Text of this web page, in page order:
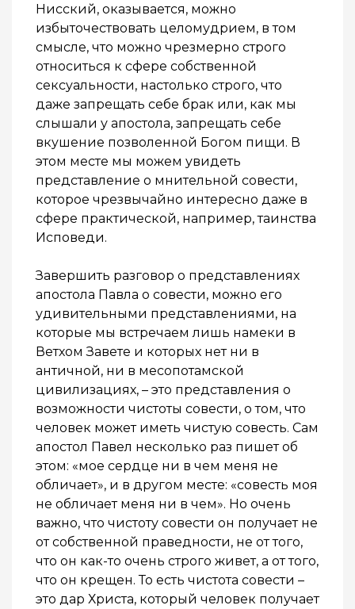
Нисский, оказывается, можно
избыточествовать целомудрием, в том
смысле, что можно чрезмерно строго
относиться к сфере собственной
сексуальности, настолько строго, что
даже запрещать себе брак или, как мы
слышали у апостола, запрещать себе
вкушение позволенной Богом пищи. В
этом месте мы можем увидеть
представление о мнительной совести,
которое чрезвычайно интересно даже в
сфере практической, например, таинства
Исповеди.
Завершить разговор о представлениях
апостола Павла о совести, можно его
удивительными представлениями, на
которые мы встречаем лишь намеки в
Ветхом Завете и которых нет ни в
античной, ни в месопотамской
цивилизациях, – это представления о
возможности чистоты совести, о том, что
человек может иметь чистую совесть. Сам
апостол Павел несколько раз пишет об
этом: «мое сердце ни в чем меня не
обличает», и в другом месте: «совесть моя
не обличает меня ни в чем». Но очень
важно, что чистоту совести он получает не
от собственной праведности, не от того,
что он как-то очень строго живет, а от того,
что он крещен. То есть чистота совести –
это дар Христа, который человек получает